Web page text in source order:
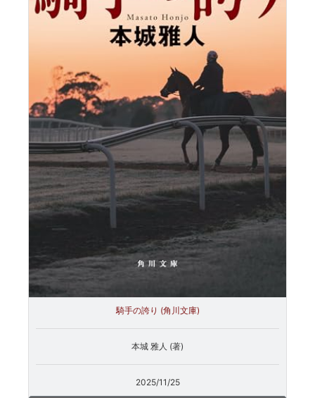
騎手の誇り (角川文庫)
本城 雅人 (著)
2025/11/25